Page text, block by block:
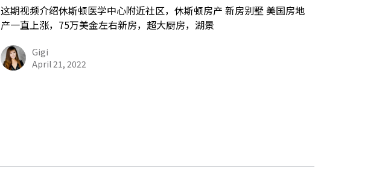
这期视频介绍休斯顿医学中心附近社区，休斯顿房产 新房别墅 美国房地
产一直上涨，75万美金左右新房，超大厨房，湖景
Gigi
April 21, 2022